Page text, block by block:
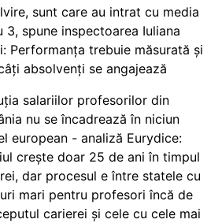
sunt care au intrat cu media
3, spune inspectoarea Iuliana
Performanța trebuie măsurată și
absolvenți se angajează
salariilor profesorilor din
nu se încadrează în niciun
european - analiză Eurydice:
crește doar 25 de ani în timpul
dar procesul e între statele cu
mari pentru profesori încă de
carierei și cele cu cele mai